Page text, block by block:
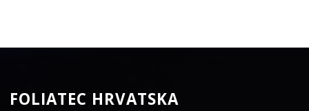
FOLIATEC HRVATSKA